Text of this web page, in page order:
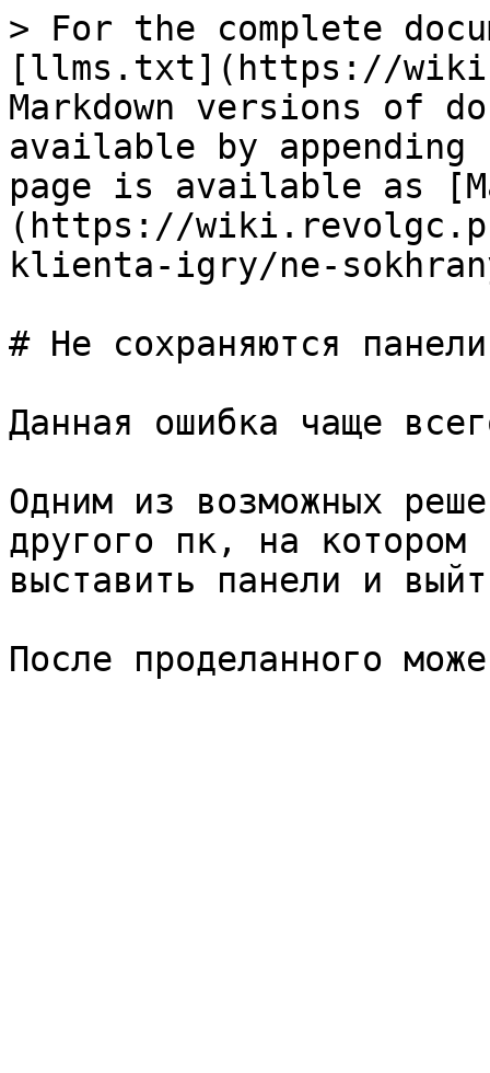
> For the complete
[llms.txt](https://
Markdown versions of
available by
page is available as
(https://
klienta-igry/ne-
# Не сохраняются панели
Данная ошибка чаще
Одним из возможных
другого пк, на котором
выставить панели и